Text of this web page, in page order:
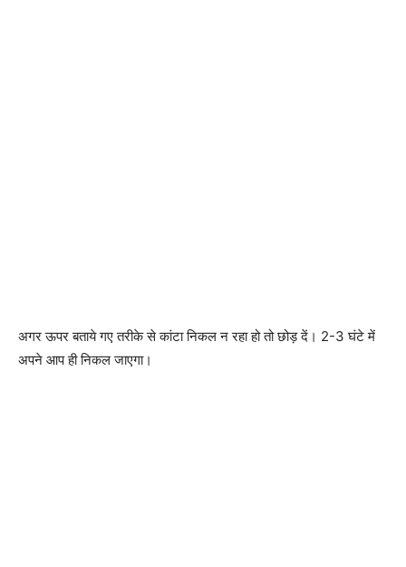
अगर ऊपर बताये गए तरीके से कांटा निकल न रहा हो तो छोड़ दें। 2-3 घंटे में
अपने आप ही निकल जाएगा।